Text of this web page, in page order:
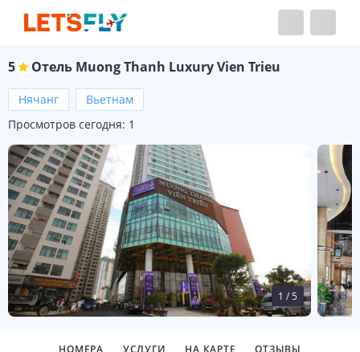
5 Отель Muong Thanh Luxury Vien Trieu
Нячанг
Вьетнам
Просмотров сегодня: 1
1 /5
НОМЕРА УСЛУГИ НА КАРТЕ ОТЗЫВЫ